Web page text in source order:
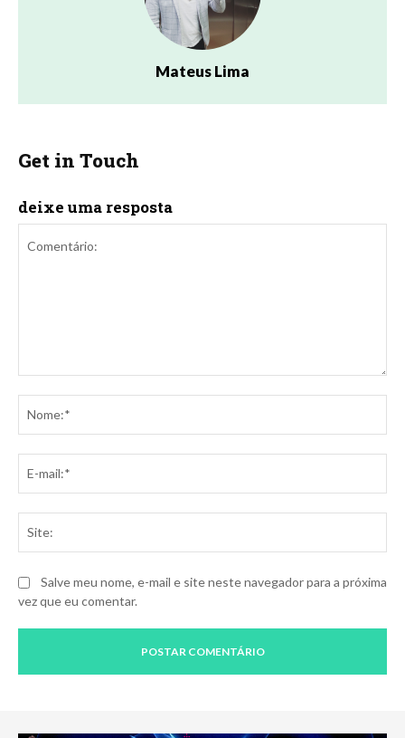
Mateus Lima
Get in Touch
deixe uma resposta
Salve meu nome, e-mail e site neste navegador para a próxima
vez que eu comentar.